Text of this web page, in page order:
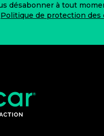
désabonner à tout
Politique de protection des